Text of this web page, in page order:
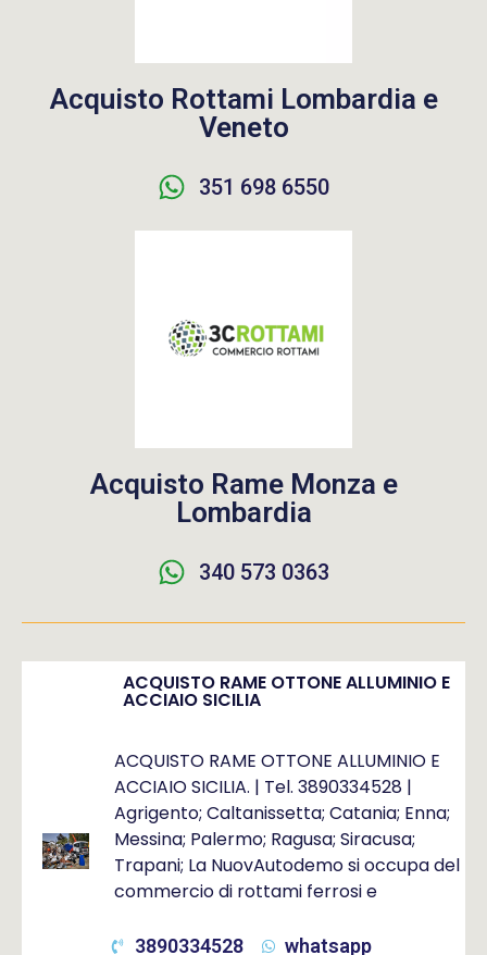
Acquisto Rottami Lombardia e
Veneto
351 698 6550
Acquisto Rame Monza e
Lombardia
340 573 0363
ACQUISTO RAME OTTONE ALLUMINIO E
ACCIAIO SICILIA
ACQUISTO RAME OTTONE ALLUMINIO E
ACCIAIO SICILIA. | Tel. 3890334528 |
Agrigento; Caltanissetta; Catania; Enna;
Messina; Palermo; Ragusa; Siracusa;
Trapani; La NuovAutodemo si occupa del
commercio di rottami ferrosi e
3890334528 whatsapp